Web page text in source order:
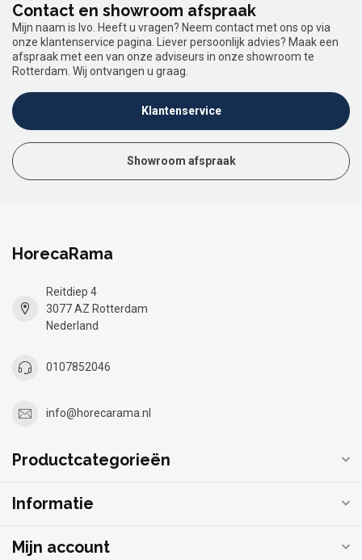
Contact en showroom afspraak
Mijn naam is Ivo. Heeft u vragen? Neem contact met ons op via
onze klantenservice pagina. Liever persoonlijk advies? Maak een
afspraak met een van onze adviseurs in onze showroom te
Rotterdam. Wij ontvangen u graag.
Klantenservice
Showroom afspraak
HorecaRama
Reitdiep 4
3077 AZ Rotterdam
Nederland
0107852046
info@horecarama.nl
Productcategorieën
Informatie
Mijn account